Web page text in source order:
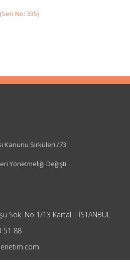
No: 335)
Kanunu Sirküleri /73
Yönetmeliği Değişti
Sok. No 1/13 Kartal | İSTANBUL
51 88